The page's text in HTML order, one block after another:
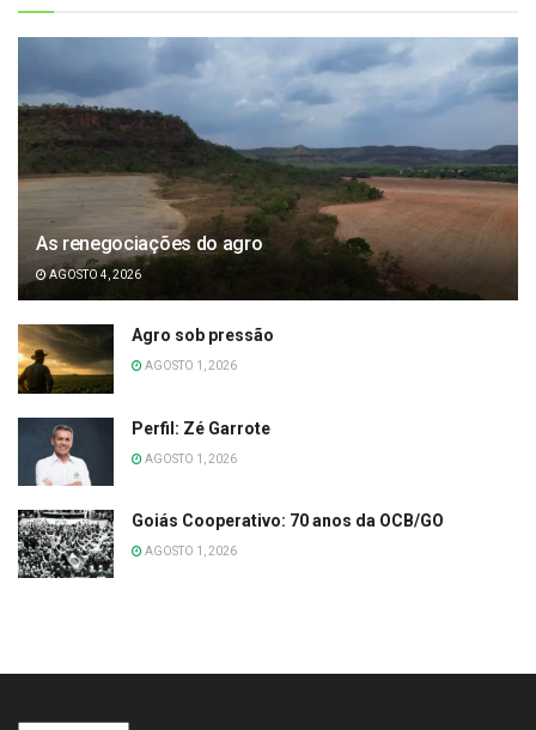
As renegociações do agro
AGOSTO 4, 2026
Agro sob pressão
AGOSTO 1, 2026
Perfil: Zé Garrote
AGOSTO 1, 2026
Goiás Cooperativo: 70 anos da OCB/GO
AGOSTO 1, 2026